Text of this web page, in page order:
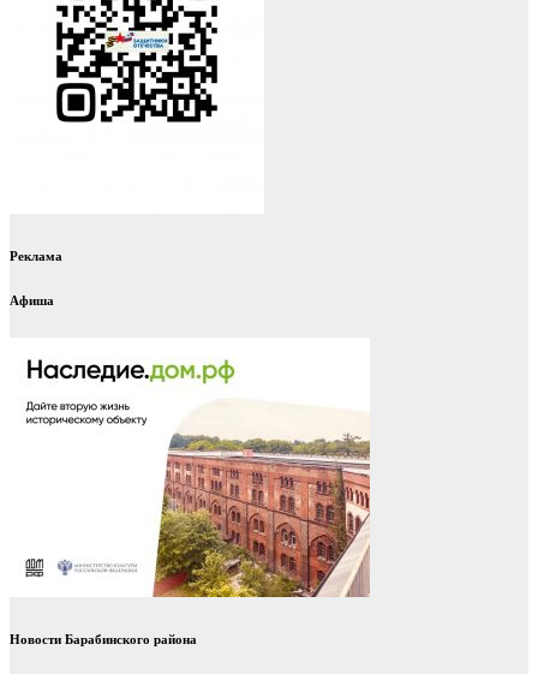
Реклама
Афиша
Новости Барабинского района